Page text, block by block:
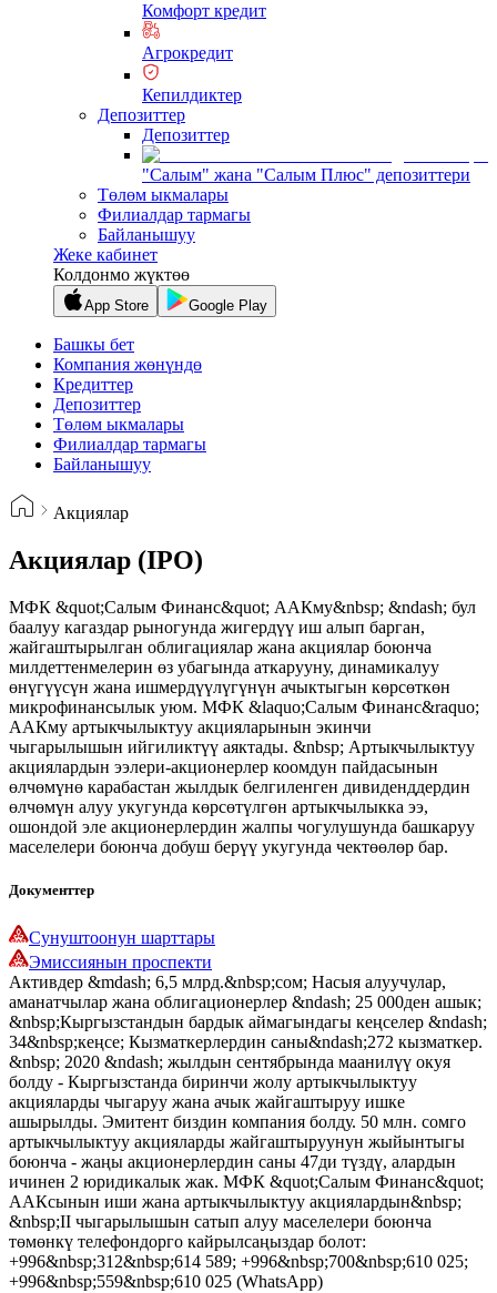
Комфорт кредит
Агрокредит
Кепилдиктер
Депозиттер
Депозиттер
"Салым" жана "Салым Плюс" депозиттери
Төлөм ыкмалары
Филиалдар тармагы
Байланышуу
Жеке кабинет
Колдонмо жүктөө
App Store Google Play
Башкы бет
Компания жөнүндө
Кредиттер
Депозиттер
Төлөм ыкмалары
Филиалдар тармагы
Байланышуу
Акциялар
Акциялар (IPO)
МФК &quot;Салым Финанс&quot; ААКму&nbsp; &ndash; бул
баалуу кагаздар рыногунда жигердүү иш алып барган,
жайгаштырылган облигациялар жана акциялар боюнча
милдеттенмелерин өз убагында аткарууну, динамикалуу
өнүгүүсүн жана ишмердүүлүгүнүн ачыктыгын көрсөткөн
микрофинансылык уюм. МФК &laquo;Салым Финанс&raquo;
ААКму артыкчылыктуу акцияларынын экинчи
чыгарылышын ийгиликтүү аяктады. &nbsp; Артыкчылыктуу
акциялардын ээлери-акционерлер коомдун пайдасынын
өлчөмүнө карабастан жылдык белгиленген дивиденддердин
өлчөмүн алуу укугунда көрсөтүлгөн артыкчылыкка ээ,
ошондой эле акционерлердин жалпы чогулушунда башкаруу
маселелери боюнча добуш берүү укугунда чектөөлөр бар.
Документтер
Сунуштоонун шарттары
Эмиссиянын проспекти
Активдер &mdash; 6,5 млрд.&nbsp;сом; Насыя алуучулар,
аманатчылар жана облигационерлер &ndash; 25 000ден ашык;
&nbsp;Кыргызстандын бардык аймагындагы кеңселер &ndash;
34&nbsp;кеңсе; Кызматкерлердин саны&ndash;272 кызматкер.
&nbsp; 2020 &ndash; жылдын сентябрында маанилүү окуя
болду - Кыргызстанда биринчи жолу артыкчылыктуу
акцияларды чыгаруу жана ачык жайгаштыруу ишке
ашырылды. Эмитент биздин компания болду. 50 млн. сомго
артыкчылыктуу акцияларды жайгаштыруунун жыйынтыгы
боюнча - жаңы акционерлердин саны 47ди түздү, алардын
ичинен 2 юридикалык жак. МФК &quot;Салым Финанс&quot;
ААКсынын иши жана артыкчылыктуу акциялардын&nbsp;
&nbsp;II чыгарылышын сатып алуу маселелери боюнча
төмөнкү телефондорго кайрылсаңыздар болот:
+996&nbsp;312&nbsp;614 589; +996&nbsp;700&nbsp;610 025;
+996&nbsp;559&nbsp;610 025 (WhatsApp)